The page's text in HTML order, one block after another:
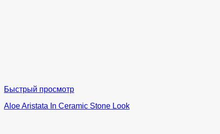
Быстрый просмотр
Aloe Aristata In Ceramic Stone Look